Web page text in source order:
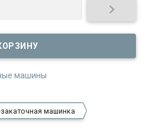

машины
машинка